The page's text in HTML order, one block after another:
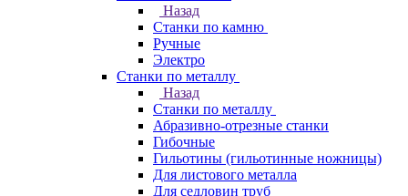
Назад
Станки по камню
Ручные
Электро
Станки по металлу
Назад
Станки по металлу
Абразивно-отрезные станки
Гибочные
Гильотины (гильотинные ножницы)
Для листового металла
Для седловин труб